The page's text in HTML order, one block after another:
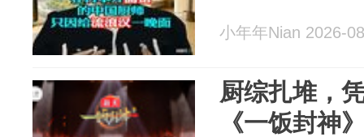
小年年Nian 2026-
厨综扎堆，
《一饭封神